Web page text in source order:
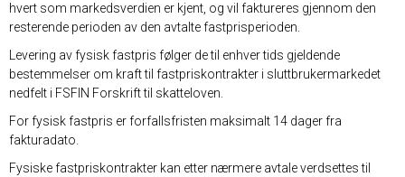
hvert som markedsverdien er kjent, og vil faktureres gjennom den
resterende perioden av den avtalte fastprisperioden.
Levering av fysisk fastpris følger de til enhver tids gjeldende
bestemmelser om kraft til fastpriskontrakter i sluttbrukermarkedet
nedfelt i FSFIN Forskrift til skatteloven.
For fysisk fastpris er forfallsfristen maksimalt 14 dager fra
fakturadato.
Fysiske fastpriskontrakter kan etter nærmere avtale verdsettes til